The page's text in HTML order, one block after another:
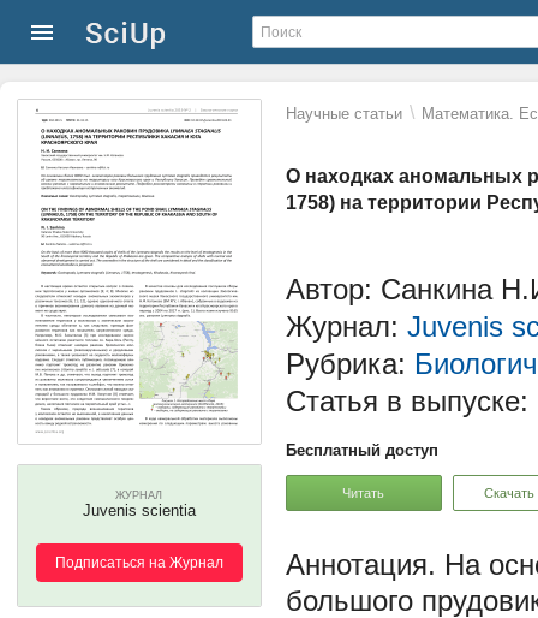
Научные статьи \ Математика.
О находках аномальных
1758) на территории
ЖУРНАЛ
Juvenis scientia
Подписаться на Журнал
Автор: Санкина
Журнал: Juvenis
Рубрика:
Статья в выпуске:
Бесплатный доступ
Читать Скачать
На
большого